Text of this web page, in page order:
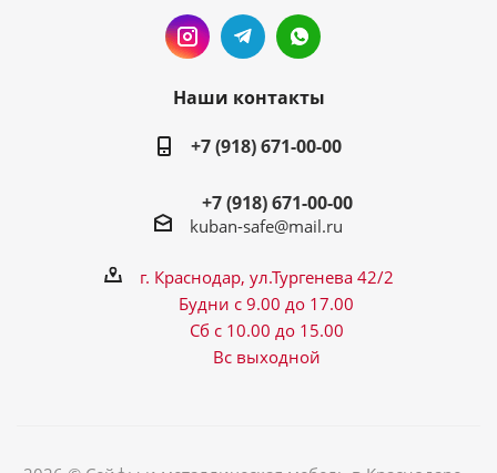
Наши контакты
+7 (918) 671-00-00
+7 (918) 671-00-00
kuban-safe@mail.ru
г. Краснодар, ул.Тургенева 42/2
Будни с 9.00 до 17.00
Сб с 10.00 до 15.00
Вс выходной